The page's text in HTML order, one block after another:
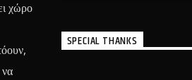
χώρο
SPECIAL THANKS